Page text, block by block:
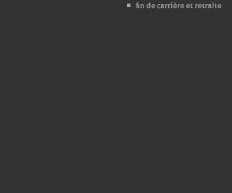
fin de carrière et retraite